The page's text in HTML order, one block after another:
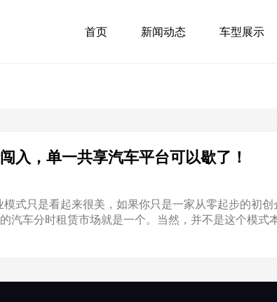
首页 新闻动态 车型展示
入，单一共享汽车平台可以歇了！
式只是看起来很美，如果你只是一家从零起步的初
汽车分时租赁市场就是一个。当然，并不是这个模式